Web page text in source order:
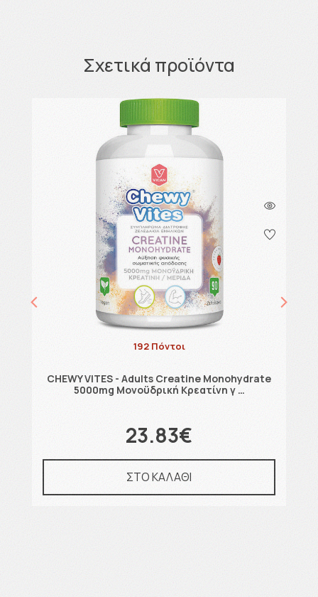
Σχετικά προϊόντα
192 Πόντοι
CHEWY VITES - Adults Creatine Monohydrate
5000mg Μονοϋδρική Κρεατίνη γ …
23.83€
ΣΤΟ ΚΑΛΑΘΙ